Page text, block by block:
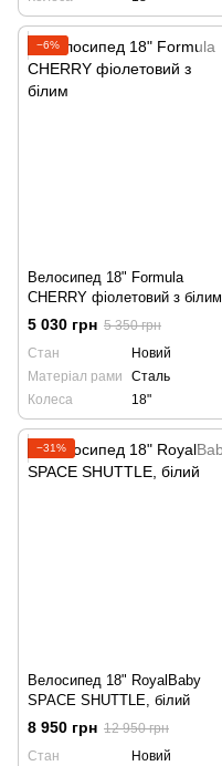
−6%
Велосипед 18" Formula
CHERRY фіолетовий з білим
5 030 грн 5 350 грн
Стан
Новий
Матеріал рами
Сталь
Колеса
18"
−31%
Велосипед 18" RoyalBaby
SPACE SHUTTLE, білий
8 950 грн 12 950 грн
Стан
Новий